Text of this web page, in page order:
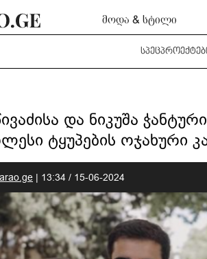
მოდა & სტილი
და ნიკუშა
ტყუპების ოჯახური
| 13:34 / 15-06-2024